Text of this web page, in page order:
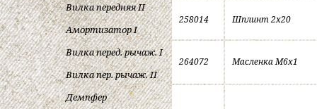
Вилка передняя II
Амортизатор I
Вилка перед. рычаж. I
Вилка пер. рычаж. II
Демпфер
258014 Шплинт 2x20
264072 Масленка M6x1